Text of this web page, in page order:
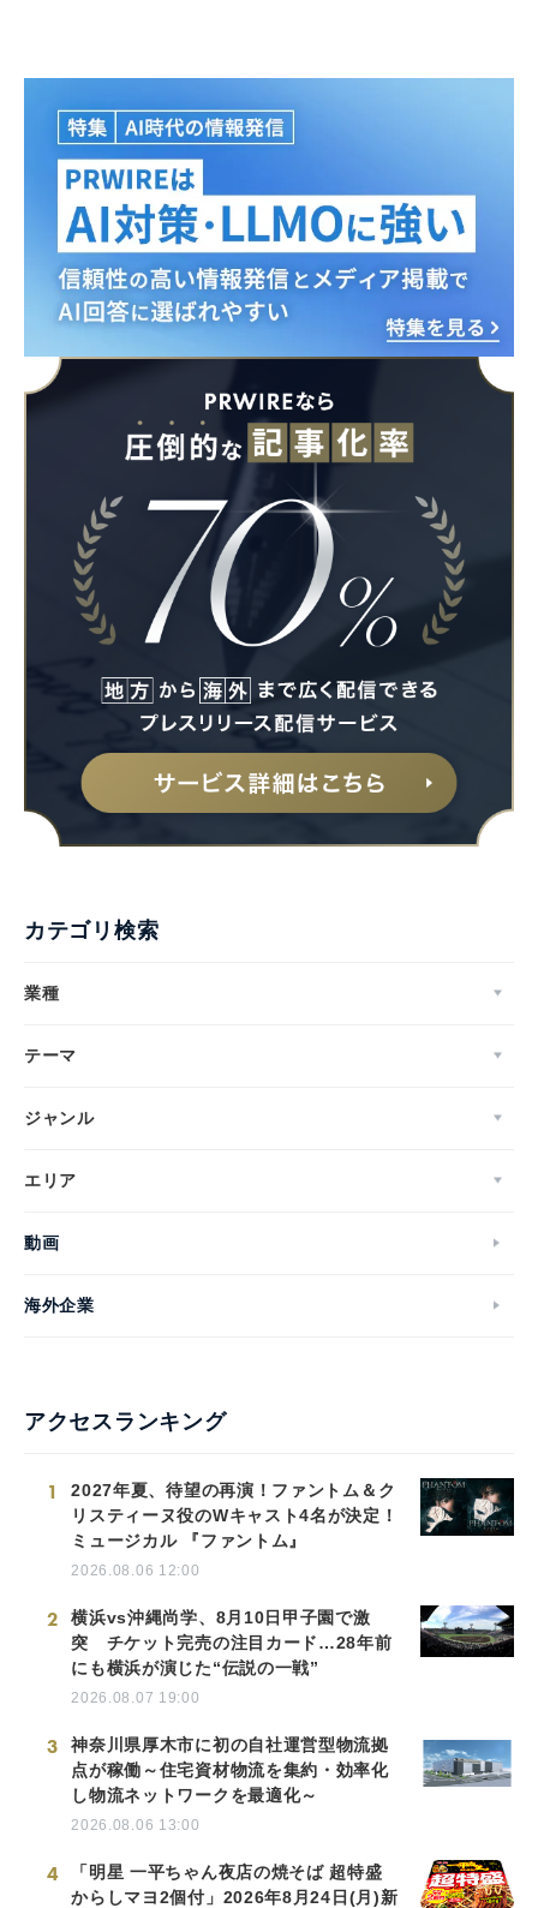
カテゴリ検索
業種
テーマ
ジャンル
エリア
動画
海外企業
アクセスランキング
1
2027年夏、待望の再演！ファントム＆ク
リスティーヌ役のWキャスト4名が決定！
ミュージカル 『ファントム』
2026.08.06 12:00
2
横浜vs沖縄尚学、8月10日甲子園で激
突 チケット完売の注目カード…28年前
にも横浜が演じた“伝説の一戦”
2026.08.07 19:00
3
神奈川県厚木市に初の自社運営型物流拠
点が稼働～住宅資材物流を集約・効率化
し物流ネットワークを最適化～
2026.08.06 13:00
4
「明星 一平ちゃん夜店の焼そば 超特盛
からしマヨ2個付」2026年8月24日(月)新